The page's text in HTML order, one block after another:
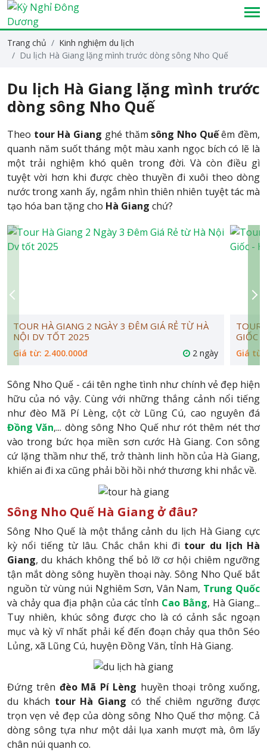
Trang chủ
Kinh nghiệm du lịch
Du lịch Hà Giang lặng mình trước dòng sông Nho Quế
Du lịch Hà Giang lặng mình trước
dòng sông Nho Quế
Theo tour Hà Giang ghé thăm sông Nho Quếêm đềm,
quanh năm suốt tháng một màu xanh ngọc bích có lẽ là
một trải nghiệm khó quên trong đời. Và còn điều gì
tuyệt vời hơn khi được chèo thuyền đi xuôi theo dòng
nước trong xanh ấy, ngắm nhìn thiên nhiên tuyệt tác mà
tạo hóa ban tặng cho Hà Giang chứ?
TOUR HÀ GIANG 2 NGÀY 3 ĐÊM GIÁ RẺ TỪ HÀ
NỘI DV TỐT 2025
Giá từ: 2.400.000đ 2 ngày
TOUR
GIỐC -
Giá từ:
Sông Nho Quế - cái tên nghe tình như chính vẻ đẹp hiện
hữu của nó vậy. Cùng với những thắng cảnh nổi tiếng
như đèo Mã Pí Lèng, cột cờ Lũng Cú, cao nguyên đá
Đồng Văn,... dòng sông Nho Quế như rót thêm nét thơ
vào trong bức họa miền sơn cước Hà Giang. Con sông
cứ lặng thầm như thế, trở thành linh hồn của Hà Giang,
khiến ai đi xa cũng phải bồi hồi nhớ thương khi nhắc về.
Sông Nho Quế Hà Giang ở đâu?
Sông Nho Quế là một thắng cảnh du lịch Hà Giang cực
kỳ nổi tiếng từ lâu. Chắc chắn khi đi tour du lịch Hà
Giang, du khách không thể bỏ lỡ cơ hội chiêm ngưỡng
tận mắt dòng sông huyền thoại này. Sông Nho Quế bắt
nguồn từ vùng núi Nghiêm Sơn, Vân Nam, Trung Quốc
và chảy qua địa phận của các tỉnh Cao Bằng, Hà Giang...
Tuy nhiên, khúc sông được cho là có cảnh sắc ngoạn
mục và kỳ vĩ nhất phải kể đến đoạn chảy qua thôn Séo
Lủng, xã Lũng Cú, huyện Đồng Văn, tỉnh Hà Giang.
Đứng trên đèo Mã Pí Lèng huyền thoại trông xuống,
du khách tour Hà Giang có thể chiêm ngưỡng được
trọn vẹn vẻ đẹp của dòng sông Nho Quế thơ mộng. Cả
dòng sông tựa như một dải lụa xanh mượt mà, ôm lấy
chân núi quanh co.